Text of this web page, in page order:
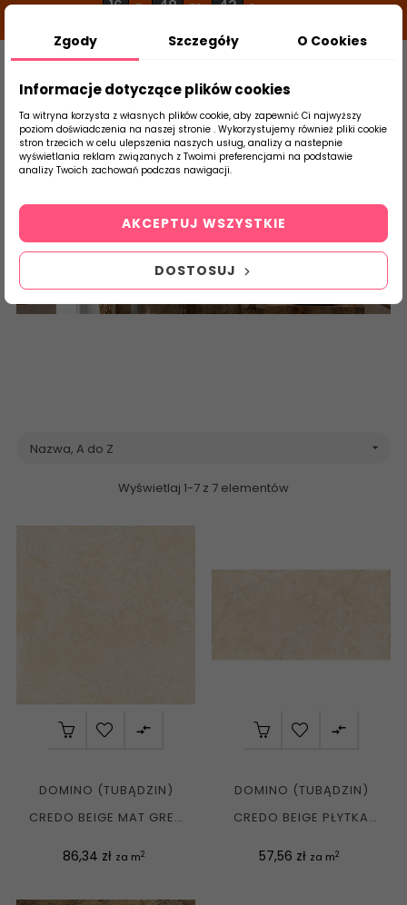
16 g 48 m 43 s
Szukaj
produktu
Strona Główna Płytki Łazienkowe
Credo
Nazwa, A do Z 
Wyświetlaj 1-7 z 7 elementów

DOMINO (TUBĄDZIN)
CREDO BEIGE MAT GRES
Cena
86,34 zł za m2

DOMINO (TUBĄDZIN)
CREDO BEIGE PŁYTKA
Cena
57,56 zł za m2
Zgody Szczegóły O Cookies
Informacje dotyczące plików cookies
Ta witryna korzysta z własnych plików cookie, aby zapewnić Ci najwyższy
poziom doświadczenia na naszej stronie . Wykorzystujemy również pliki cookie
stron trzecich w celu ulepszenia naszych usług, analizy a nastepnie
wyświetlania reklam związanych z Twoimi preferencjami na podstawie
analizy Twoich zachowań podczas nawigacji.
DOSTOSUJ
AKCEPTUJ WSZYSTKIE